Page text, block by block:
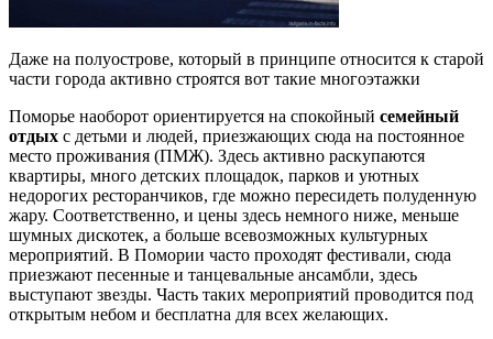
Даже на полуострове, который в принципе относится к старой
части города активно строятся вот такие многоэтажки
Поморье наоборот ориентируется на спокойный семейный
отдых с детьми и людей, приезжающих сюда на постоянное
место проживания (ПМЖ). Здесь активно раскупаются
квартиры, много детских площадок, парков и уютных
недорогих ресторанчиков, где можно пересидеть полуденную
жару. Соответственно, и цены здесь немного ниже, меньше
шумных дискотек, а больше всевозможных культурных
мероприятий. В Помории часто проходят фестивали, сюда
приезжают песенные и танцевальные ансамбли, здесь
выступают звезды. Часть таких мероприятий проводится под
открытым небом и бесплатна для всех желающих.